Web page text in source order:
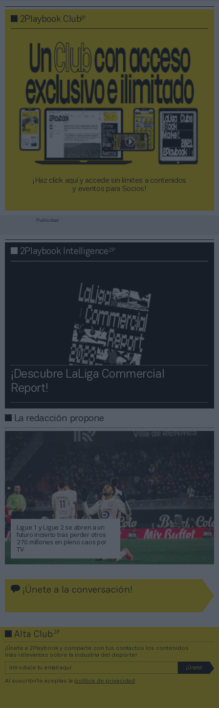
2Playbook Club2P
¡Haz click aquí y accede sin límites a contenidos
y eventos para Socios!​​​​​​​
Publicidad
2Playbook Intelligence2P
¡Descubre LaLiga Commercial
Report!​​
La redacción propone
Ligue 1 y Ligue 2 se abren a un
futuro incierto tras perder otros
270 millones en pleno caos por
TV
¡Únete a la conversación!
Alta Club2P
¡Únete a 2Playbook y comparte con tus contactos los contenidos
más relevantes sobre la industria del deporte!
Al suscribirte aceptas la política de privacidad